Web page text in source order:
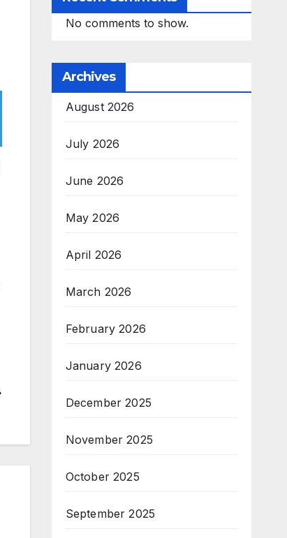
No comments to show.
Archives
August 2026
July 2026
June 2026
May 2026
April 2026
March 2026
February 2026
January 2026
December 2025
November 2025
October 2025
September 2025